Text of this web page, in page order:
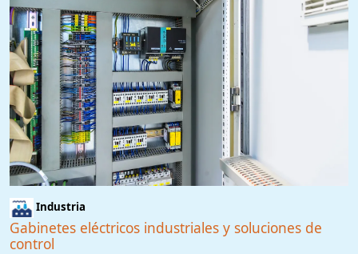
Industria
Gabinetes eléctricos industriales y soluciones de
control